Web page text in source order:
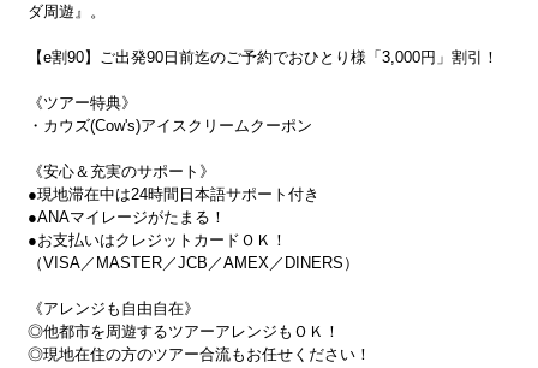
ダ周遊』。
【e割90】ご出発90日前迄のご予約でおひとり様「3,000円」割引！
《ツアー特典》
・カウズ(Cow's)アイスクリームクーポン
《安心＆充実のサポート》
●現地滞在中は24時間日本語サポート付き
●ANAマイレージがたまる！
●お支払いはクレジットカードＯＫ！
（VISA／MASTER／JCB／AMEX／DINERS）
《アレンジも自由自在》
◎他都市を周遊するツアーアレンジもＯＫ！
◎現地在住の方のツアー合流もお任せください！